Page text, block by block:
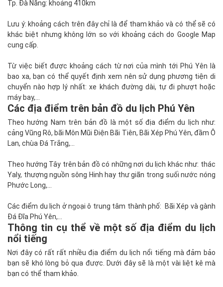
Tp. Đà Nẵng: khoảng 410km
Lưu ý: khoảng cách trên đây chỉ là để tham khảo và có thể sẽ có
khác biệt nhưng không lớn so với khoảng cách do Google Map
cung cấp.
Từ việc biết được khoảng cách từ nơi của mình tới Phú Yên là
bao xa, bạn có thể quyết định xem nên sử dụng phương tiện di
chuyển nào hợp lý nhất: xe khách đường dài, tự đi phượt hoặc
máy bay,...
Các địa điểm trên bản đồ du lịch Phú Yên
Theo hướng Nam trên bản đồ là một số địa điểm du lịch như:
cảng Vũng Rô, bãi Môn Mũi Điện Bãi Tiên, Bãi Xép Phú Yên, đầm Ô
Lan, chùa Đá Trắng,...
Theo hướng Tây trên bản đồ có những nơi du lịch khác như: thác
Yaly, thượng nguồn sông Hinh hay thư giãn trong suối nước nóng
Phước Long,...
Các điểm du lịch ở ngoại ô trung tâm thành phố: Bãi Xép và gành
Đá Đĩa Phú Yên,...
Thông tin cụ thể về một số địa điểm du lịch
nổi tiếng
Nơi đây có rất rất nhiều địa điểm du lịch nổi tiếng mà đảm bảo
bạn sẽ khó lòng bỏ qua được. Dưới đây sẽ là một vài liệt kê mà
bạn có thể tham khảo.